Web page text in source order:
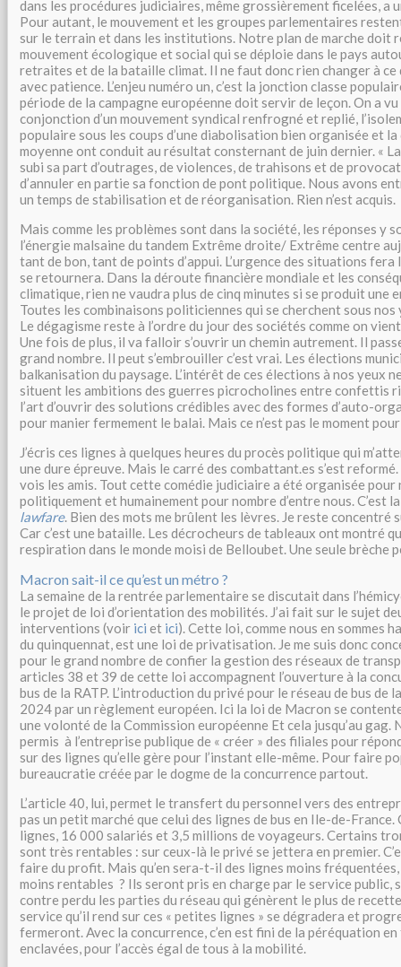
dans les procédures judiciaires, même grossièrement ficelées, a
Pour autant, le mouvement et les groupes parlementaires
sur le terrain et dans les institutions. Notre plan de marche doit
mouvement écologique et social qui se déploie dans le pays
retraites et de la bataille climat. Il ne faut donc rien changer à
avec patience. L’enjeu numéro un, c’est la jonction classe
période de la campagne européenne doit servir de leçon. On a
conjonction d’un mouvement syndical renfrogné et replié,
populaire sous les coups d’une diabolisation bien organisée et
moyenne ont conduit au résultat consternant de juin dernier. «
subi sa part d’outrages, de violences, de trahisons et de
d’annuler en partie sa fonction de pont politique. Nous avons
un temps de stabilisation et de réorganisation. Rien n’est acquis.
Mais comme les problèmes sont dans la société, les réponses y
l’énergie malsaine du tandem Extrême droite/ Extrême centre
tant de bon, tant de points d’appui. L’urgence des situations fera
se retournera. Dans la déroute financière mondiale et les
climatique, rien ne vaudra plus de cinq minutes si se produit une
Toutes les combinaisons politiciennes qui se cherchent sous
Le dégagisme reste à l’ordre du jour des sociétés comme on
Une fois de plus, il va falloir s’ouvrir un chemin autrement. Il
grand nombre. Il peut s’embrouiller c’est vrai. Les élections
balkanisation du paysage. L’intérêt de ces élections à nos yeux
situent les ambitions des guerres picrocholines entre confettis
l’art d’ouvrir des solutions crédibles avec des formes d’auto-
pour manier fermement le balai. Mais ce n’est pas le moment
J’écris ces lignes à quelques heures du procès politique qui
une dure épreuve. Mais le carré des combattant.es s’est
vois les amis. Tout cette comédie judiciaire a été organisée
politiquement et humainement pour nombre d’entre nous. C’est
lawfare. Bien des mots me brûlent les lèvres. Je reste concentré
Car c’est une bataille. Les décrocheurs de tableaux ont montré
respiration dans le monde moisi de Belloubet. Une seule brèche
Macron sait-il ce qu’est un métro ?
La semaine de la rentrée parlementaire se discutait dans
le projet de loi d’orientation des mobilités. J’ai fait sur le sujet
interventions (voir ici et ici). Cette loi, comme nous en sommes
du quinquennat, est une loi de privatisation. Je me suis donc
pour le grand nombre de confier la gestion des réseaux de
articles 38 et 39 de cette loi accompagnent l’ouverture à la
bus de la RATP. L’introduction du privé pour le réseau de bus de
2024 par un règlement européen. Ici la loi de Macron se
une volonté de la Commission européenne Et cela jusqu’au gag.
permis à l’entreprise publique de « créer » des filiales pour
sur des lignes qu’elle gère pour l’instant elle-même. Pour faire
bureaucratie créée par le dogme de la concurrence partout.
L’article 40, lui, permet le transfert du personnel vers des
pas un petit marché que celui des lignes de bus en Ile-de-
lignes, 16 000 salariés et 3,5 millions de voyageurs. Certains
sont très rentables : sur ceux-là le privé se jettera en premier.
faire du profit. Mais qu’en sera-t-il des lignes moins
moins rentables ? Ils seront pris en charge par le service public,
contre perdu les parties du réseau qui génèrent le plus de
service qu’il rend sur ces « petites lignes » se dégradera et
fermeront. Avec la concurrence, c’en est fini de la péréquation
enclavées, pour l’accès égal de tous à la mobilité.